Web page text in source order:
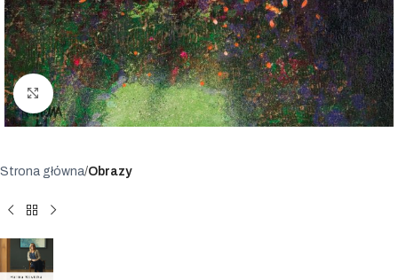
Powiększ
Strona główna Obrazy